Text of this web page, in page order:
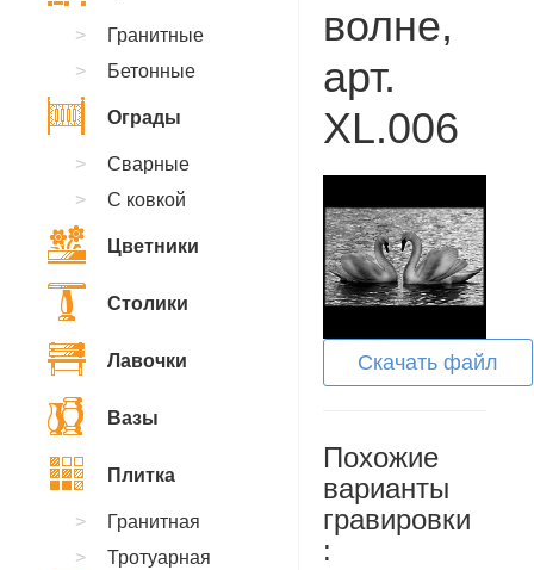
волне,
арт.
XL.006
Скачать файл
Похожие
варианты
гравировки
:
Гранитные
Бетонные
Ограды
Сварные
С ковкой
Цветники
Столики
Лавочки
Вазы
Плитка
Гранитная
Тротуарная